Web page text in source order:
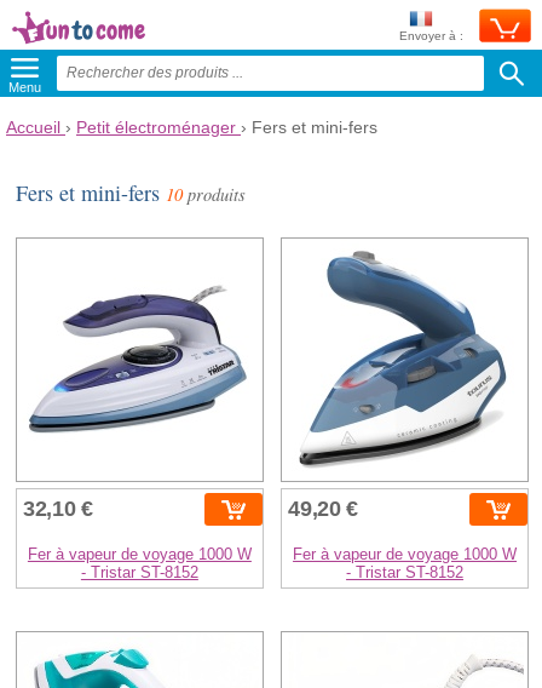
Envoyer à :
Menu
Accueil › Petit électroménager › Fers et mini-fers
Fers et mini-fers 10produits
32,10 €
Fer à vapeur de voyage 1000 W
- Tristar ST-8152
49,20 €
Fer à vapeur de voyage 1000 W
- Tristar ST-8152